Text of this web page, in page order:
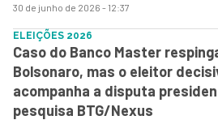
30 de junho de 2026 - 12:37
ELEIÇÕES 2026
Caso do Banco Master
Bolsonaro, mas o eleitor
acompanha a disputa
pesquisa BTG/Nexus